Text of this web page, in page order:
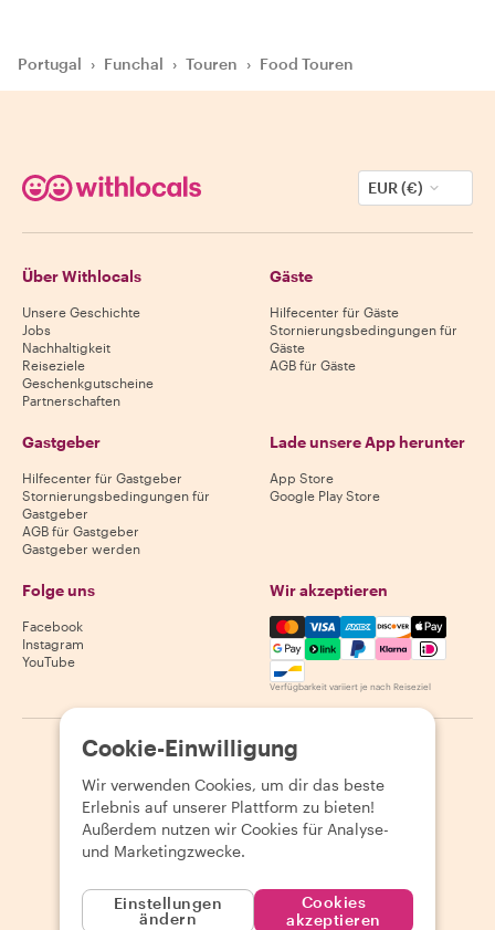
Portugal › Funchal › Touren › Food Touren
EUR (€)
Über Withlocals
Unsere Geschichte
Jobs
Nachhaltigkeit
Reiseziele
Geschenkgutscheine
Partnerschaften
Gäste
Hilfecenter für Gäste
Stornierungsbedingungen für
Gäste
AGB für Gäste
Gastgeber
Hilfecenter für Gastgeber
Stornierungsbedingungen für
Gastgeber
AGB für Gastgeber
Gastgeber werden
Lade unsere App herunter
App Store
Google Play Store
Folge uns
Facebook
Instagram
YouTube
Wir akzeptieren
Mastercard, Visa, Amex,
Verfügbarkeit variiert je nach Reiseziel
2026 Withlocals.com | Datenschutzerklärung
Seitenübersicht
Cookie-Einwilligung
Wir verwenden Cookies, um dir das beste
Erlebnis auf unserer Plattform zu bieten!
Außerdem nutzen wir Cookies für Analyse-
und Marketingzwecke.
Einstellungen
ändern
Cookies
akzeptieren